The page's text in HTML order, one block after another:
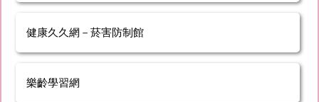
健康久久網－菸害防制館
樂齡學習網